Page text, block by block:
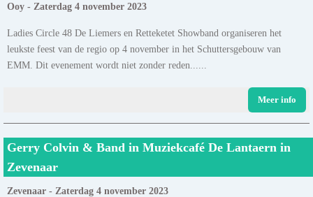
Ooy - Zaterdag 4 november 2023
Ladies Circle 48 De Liemers en Retteketet Showband organiseren het
leukste feest van de regio op 4 november in het Schuttersgebouw van
EMM. Dit evenement wordt niet zonder reden......
Meer info
Gerry Colvin & Band in Muziekcafé De Lantaern in
Zevenaar
Zevenaar - Zaterdag 4 november 2023